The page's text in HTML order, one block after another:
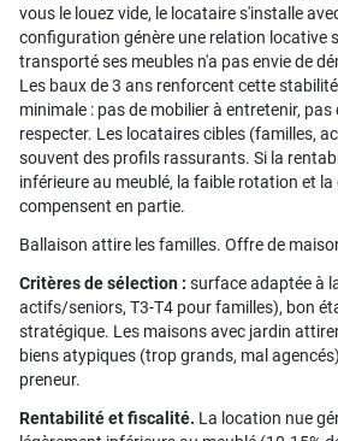
vous le louez vide, le locataire s'installe
configuration génère une relation locative
transporté ses meubles n'a pas envie de
Les baux de 3 ans renforcent cette
minimale : pas de mobilier à entretenir,
respecter. Les locataires cibles (familles,
souvent des profils rassurants. Si la
inférieure au meublé, la faible rotation et la
compensent en partie.
Ballaison attire les familles. Offre de
Critères de sélection : surface adaptée à
actifs/seniors, T3-T4 pour familles), bon
stratégique. Les maisons avec jardin
biens atypiques (trop grands, mal
preneur.
Rentabilité et fiscalité. La location nue